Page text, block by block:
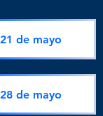
21 de mayo
28 de mayo